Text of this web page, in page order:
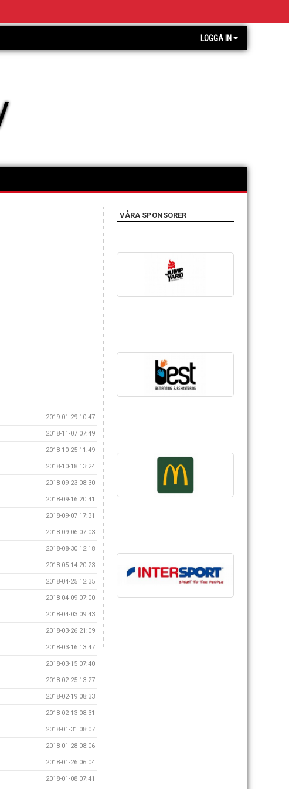
LOGGA IN
2019-01-29 10:47
2018-11-07 07:49
2018-10-25 11:49
2018-10-18 13:24
2018-09-23 08:30
2018-09-16 20:41
2018-09-07 17:31
2018-09-06 07:03
2018-08-30 12:18
2018-05-14 20:23
2018-04-25 12:35
2018-04-09 07:00
2018-04-03 09:43
2018-03-26 21:09
2018-03-16 13:47
2018-03-15 07:40
2018-02-25 13:27
2018-02-19 08:33
2018-02-13 08:31
2018-01-31 08:07
2018-01-28 08:06
2018-01-26 06:04
2018-01-08 07:41
VÅRA SPONSORER